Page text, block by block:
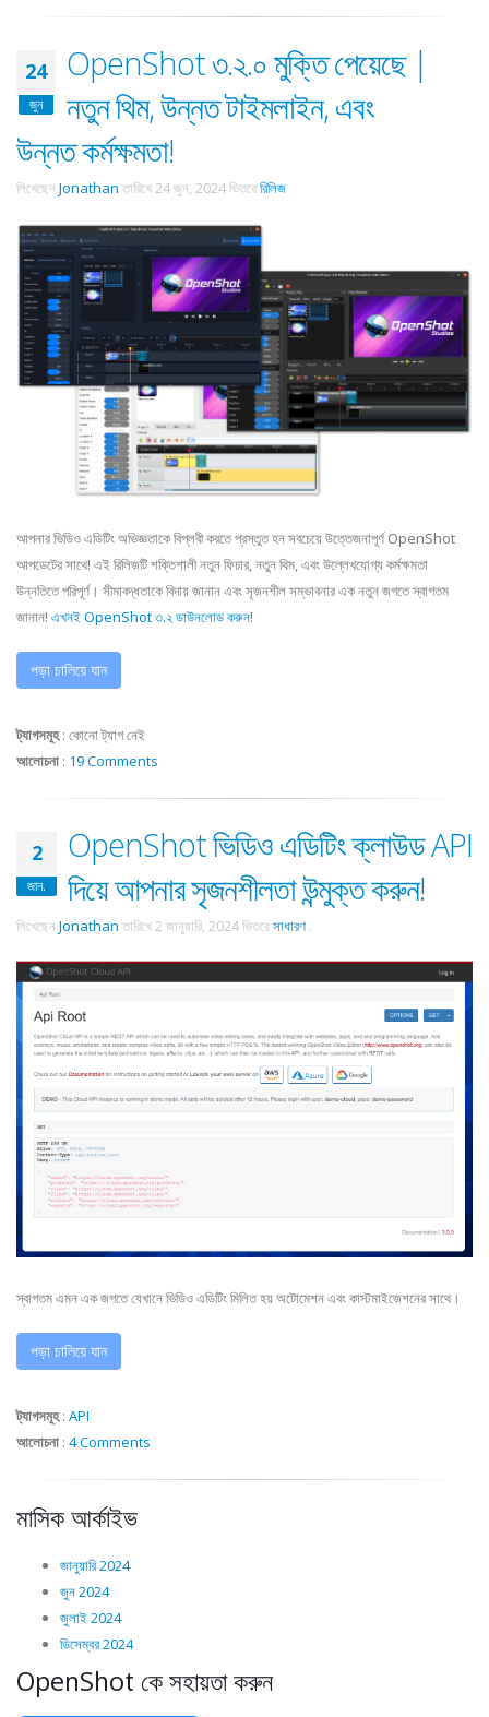
24
জুন
OpenShot ৩.২.০ মুক্তি পেয়েছে |
নতুন থিম, উন্নত টাইমলাইন, এবং
উন্নত কর্মক্ষমতা!
লিখেছেন Jonathan তারিখে24 জুন, 2024ভিতরেরিলিজ .
আপনার ভিডিও এডিটিং অভিজ্ঞতাকে বিপ্লবী করতে প্রস্তুত হন সবচেয়ে উত্তেজনাপূর্ণ OpenShot
আপডেটের সাথে! এই রিলিজটি শক্তিশালী নতুন ফিচার, নতুন থিম, এবং উল্লেখযোগ্য কর্মক্ষমতা
উন্নতিতে পরিপূর্ণ। সীমাবদ্ধতাকে বিদায় জানান এবং সৃজনশীল সম্ভাবনার এক নতুন জগতে স্বাগতম
জানান! এখনই OpenShot ৩.২ ডাউনলোড করুন!
পড়া চালিয়ে যান
ট্যাগসমূহ: কোনো ট্যাগ নেই
আলোচনা : 19 Comments
2
জান.
OpenShot ভিডিও এডিটিং ক্লাউড API
দিয়ে আপনার সৃজনশীলতা উন্মুক্ত করুন!
লিখেছেন Jonathan তারিখে2 জানুয়ারি, 2024ভিতরেসাধারণ .
স্বাগতম এমন এক জগতে যেখানে ভিডিও এডিটিং মিলিত হয় অটোমেশন এবং কাস্টমাইজেশনের সাথে।
পড়া চালিয়ে যান
ট্যাগসমূহ: API
আলোচনা : 4 Comments
মাসিক আর্কাইভ
জানুয়ারি 2024
জুন 2024
জুলাই 2024
ডিসেম্বর 2024
OpenShot কে সহায়তা করুন